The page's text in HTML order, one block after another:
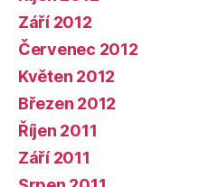
Září 2012
Červenec 2012
Květen 2012
Březen 2012
Říjen 2011
Září 2011